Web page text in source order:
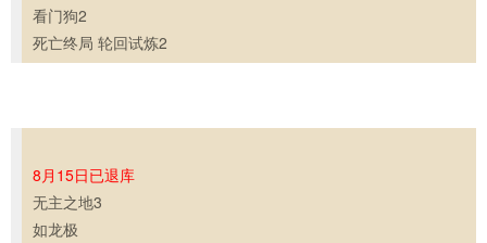
看门狗2
死亡终局 轮回试炼2
8月15日已退库
无主之地3
如龙极